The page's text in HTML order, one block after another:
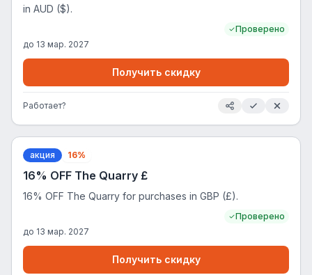
in AUD ($).
Проверено
до 13 мар. 2027
Получить скидку
Работает?
акция 16%
16% OFF The Quarry £
16% OFF The Quarry for purchases in GBP (£).
Проверено
до 13 мар. 2027
Получить скидку